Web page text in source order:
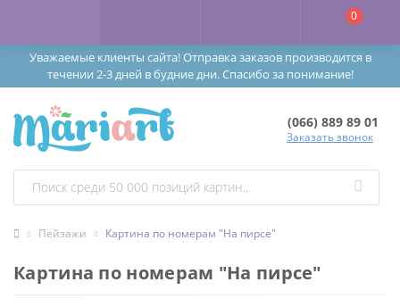
Уважаемые клиенты сайта! Отправка заказов производится в
течении 2-3 дней в будние дни. Спасибо за понимание!
0
(066) 889 89 01
Заказать звонок
Пейзажи Картина по номерам "На пирсе"
Картина по номерам "На пирсе"